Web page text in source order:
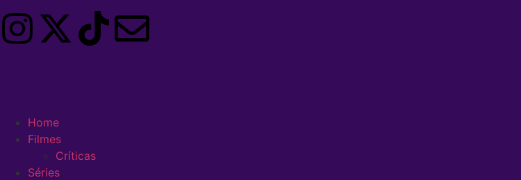
Home
Filmes
Críticas
Séries